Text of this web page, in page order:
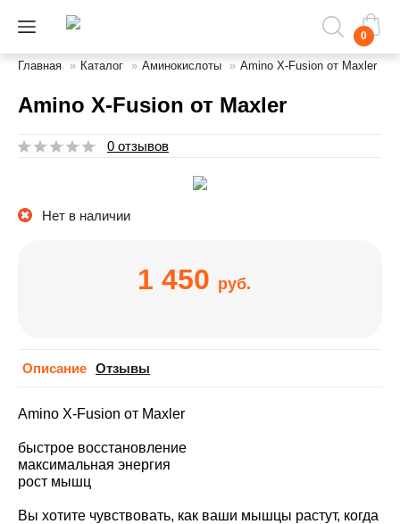
0
Главная » Каталог » Аминокислоты » Amino X-Fusion от Maxler
Amino X-Fusion от Maxler
0 отзывов
Нет в наличии
1 450 руб.
Описание Отзывы
Amino X-Fusion от Maxler
быстрое восстановление
максимальная энергия
рост мышц
Вы хотите чувствовать, как ваши мышцы растут, когда